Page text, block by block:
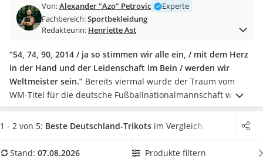
Futterboot
Air Bike
Trekkingschuhe Herren
Reisetasche mit Rollen
Klimmzugstation
Koffer
Nachtsichtgerät
Faltschloss
Vibrationsplatte
Von:Alexander "Azo" Petrovic
Experte
Fachbereich:Sportbekleidung
Redakteurin: Henriette Ast
“54, 74, 90, 2014 / ja so stimmen wir alle ein, / mit dem Herz
in der Hand und der Leidenschaft im Bein / werden wir
Weltmeister sein.” Bereits viermal wurde der Traum vom
WM-Titel für die deutsche Fußballnationalmannschaft wahr.
Hinzu kommen noch drei Titelgewinne bei der FIFA
Europameisterschaft. Möchten auch Sie das deutsche
überstreifen, um für die nächste Meisterschaft bestens
1 - 2 von 5: Beste Deutschland-Trikots im Vergleich
Stand: 07.08.2026 Produkte filtern